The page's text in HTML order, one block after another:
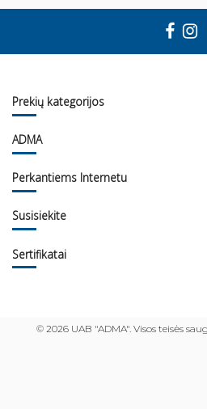
Prekių kategorijos
ADMA
Perkantiems Internetu
Susisiekite
Sertifikatai
© 2026 UAB "ADMA". Visos teisės